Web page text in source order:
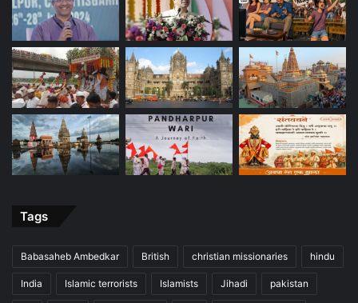
Tags
Babasaheb Ambedkar British christian missionaries hindu
India Islamic terrorists Islamists Jihadi pakistan